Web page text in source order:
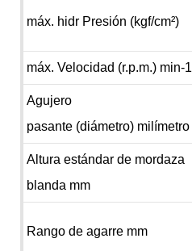
máx. hidr Presión (kgf/cm²)
máx. Velocidad (r.p.m.) min-1
Agujero
pasante (diámetro) milímetro
Altura estándar de mordaza
blanda mm
Rango de agarre mm